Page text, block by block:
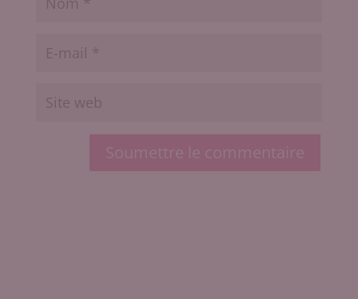
Soumettre le commentaire